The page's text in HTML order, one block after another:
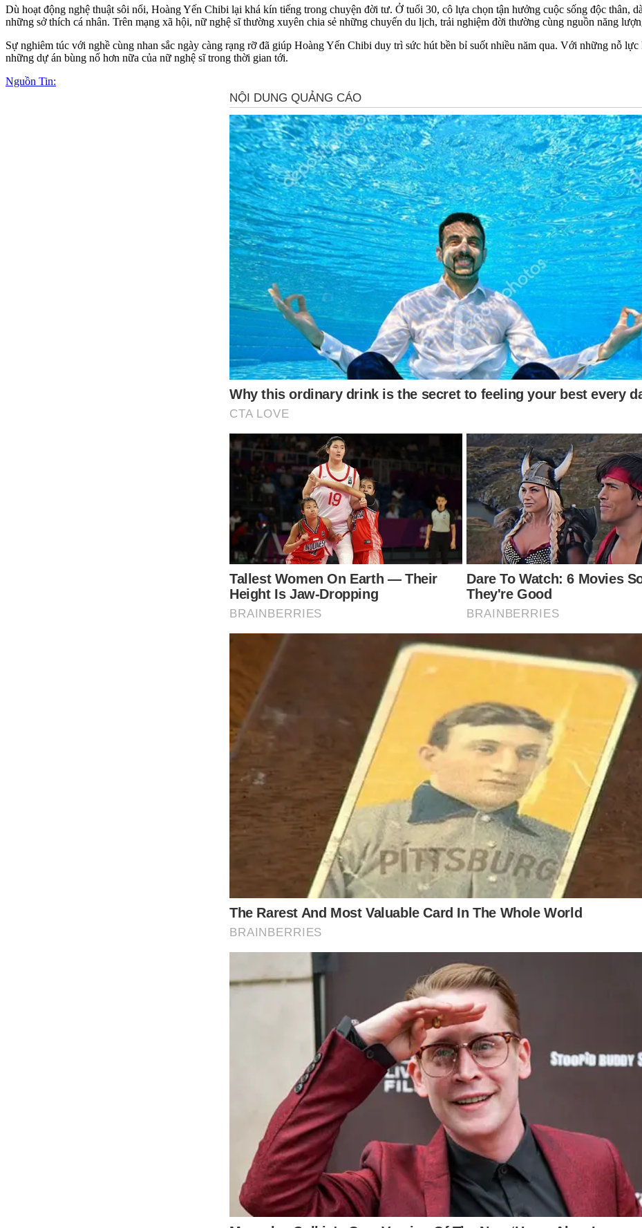
Dù hoạt động nghệ thuật sôi nổi, Hoàng Yến Chibi lại khá kín tiếng trong chuyện đời tư. Ở tuổi 30, cô lựa chọn tận hưởng cuộc sống độc thân,
những sở thích cá nhân. Trên mạng xã hội, nữ nghệ sĩ thường xuyên chia sẻ những chuyến du lịch, trải nghiệm đời thường cùng nguồn năng
Sự nghiêm túc với nghề cùng nhan sắc ngày càng rạng rỡ đã giúp Hoàng Yến Chibi duy trì sức hút bền bỉ suốt nhiều năm qua. Với những nỗ
những dự án bùng nổ hơn nữa của nữ nghệ sĩ trong thời gian tới.
Nguồn Tin: